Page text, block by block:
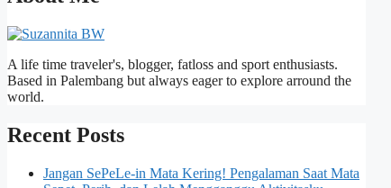
A life time traveler's, blogger, fatloss and sport enthusiasts.
Based in Palembang but always eager to explore arround the
world.
Recent Posts
Jangan SePeLe-in Mata Kering! Pengalaman Saat Mata